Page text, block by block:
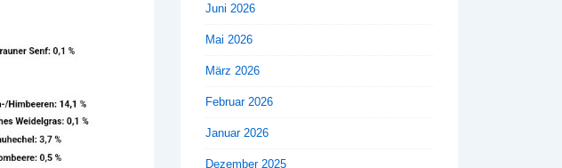
Juni 2026
Mai 2026
März 2026
Februar 2026
Januar 2026
Dezember 2025